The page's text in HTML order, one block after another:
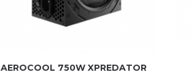
AEROCOOL 750W XPREDATOR